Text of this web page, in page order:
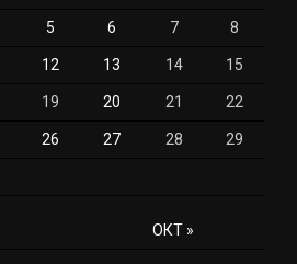
ОКТ »
5 6 7 8
12 13 14 15
19 20 21 22
26 27 28 29